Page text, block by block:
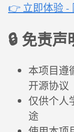
👉 立即体验 -
🔒 免责声
本项目遵
开源协议
仅供个人
途